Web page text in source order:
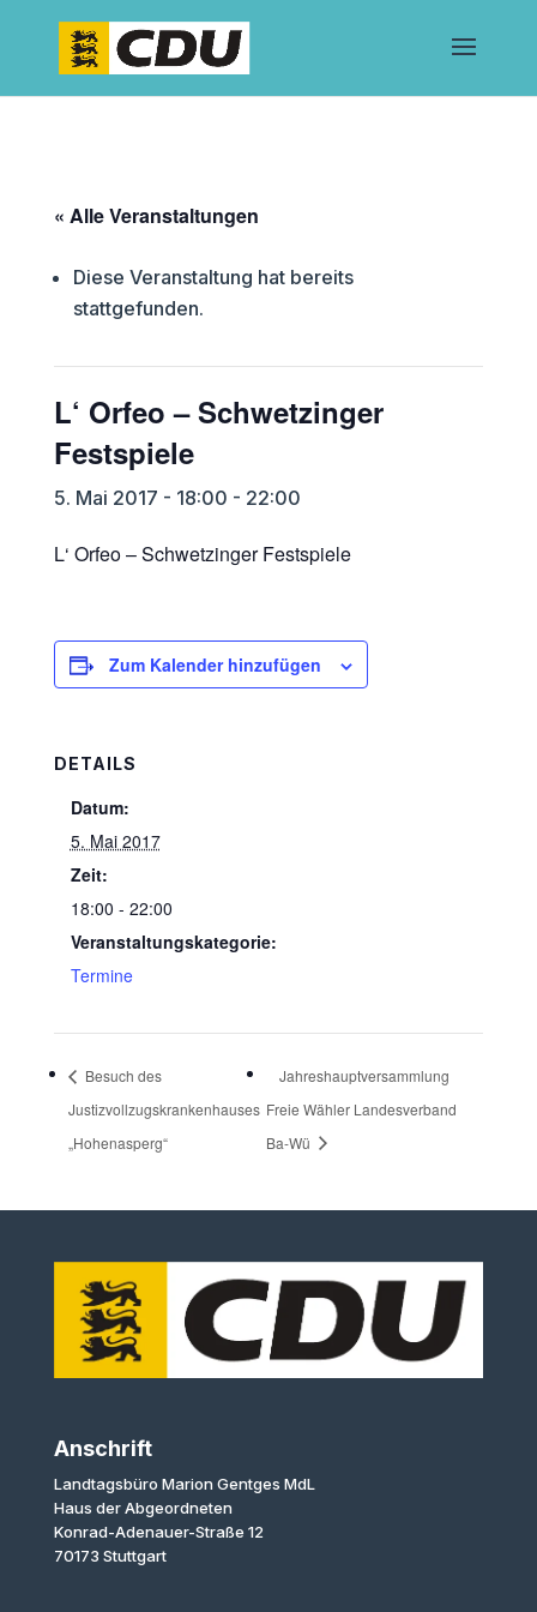
« Alle Veranstaltungen
Diese Veranstaltung hat bereits
stattgefunden.
L‘ Orfeo – Schwetzinger
Festspiele
5. Mai 2017 - 18:00 - 22:00
L‘ Orfeo – Schwetzinger Festspiele
Zum Kalender hinzufügen
DETAILS
Datum:
5. Mai 2017
Zeit:
18:00 - 22:00
Veranstaltungskategorie:
Termine
Besuch des
Justizvollzugskrankenhauses
„Hohenasperg“
Jahreshauptversammlung
Freie Wähler Landesverband
Ba-Wü
Anschrift
Landtagsbüro Marion Gentges MdL
Haus der Abgeordneten
Konrad-Adenauer-Straße 12
70173 Stuttgart